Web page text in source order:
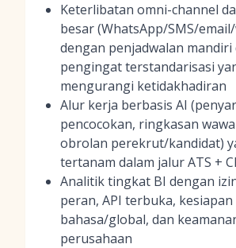
Keterlibatan omni-channel
besar (WhatsApp/SMS/
dengan penjadwalan mandiri
pengingat terstandarisasi
mengurangi ketidakhadiran
Alur kerja berbasis AI
pencocokan, ringkasan
obrolan perekrut/kandidat)
tertanam dalam jalur ATS +
Analitik tingkat BI dengan
peran, API terbuka,
bahasa/global, dan
perusahaan